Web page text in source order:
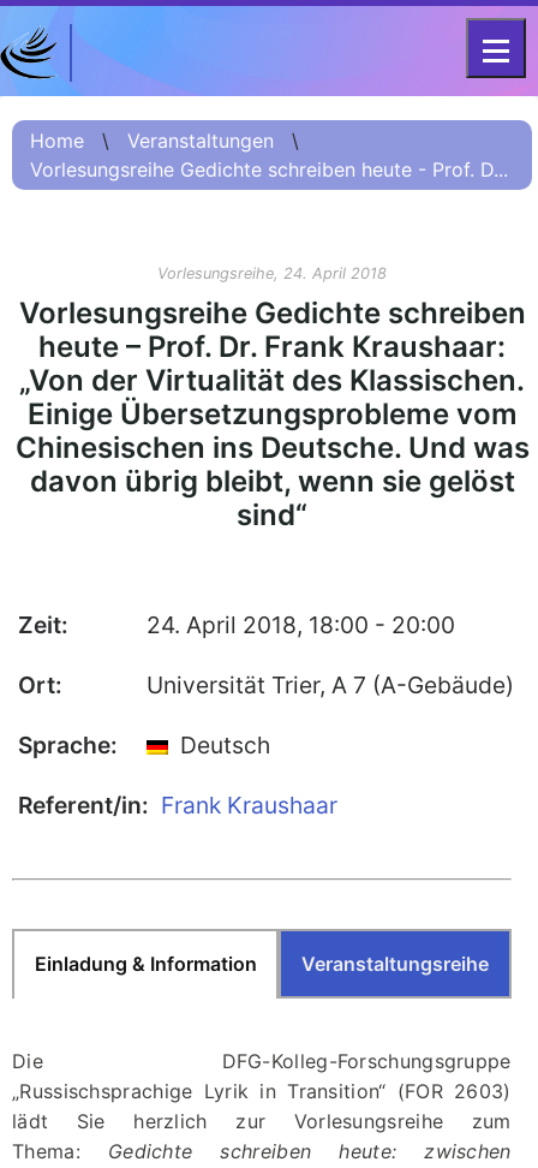
Home
Projekt
Projektvorstellung
О проекте (Beschreibung
Russisch)
项目简介 (Beschreibung
Chinesisch)
Team
Fellows
Veranstaltungsarchiv
Buch-Publikationen
Kollegpublikationen
Internationale Zeitschrift für
Kulturkomparatistik
DFG-KOLLEG-FORSCHUNGSGRUPPE
FOR 2603 2017 – 2023
Home \ Veranstaltungen
\
Vorlesungsreihe Gedichte schreiben heute - Prof. D...
Vorlesungsreihe, 24. April 2018
Vorlesungsreihe Gedichte schreiben
heute – Prof. Dr. Frank Кraushaar:
„Von der Virtualität des Klassischen.
Einige Übersetzungsprobleme vom
Chinesischen ins Deutsche. Und was
davon übrig bleibt, wenn sie gelöst
sind“
Zeit: 24. April 2018, 18:00 - 20:00
Ort: Universität Trier, A 7 (A-Gebäude)
Sprache: Deutsch
Referent/in: Frank Kraushaar
Einladung & Information Veranstaltungsreihe
Die DFG-Kolleg-Forschungsgruppe
„Russischsprachige Lyrik in Transition“ (FOR 2603)
lädt Sie herzlich zur Vorlesungsreihe zum
Thema: Gedichte schreiben heute: zwischen